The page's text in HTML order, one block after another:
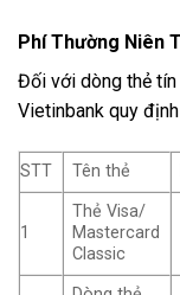
Phí Thường Niên
Đối với dòng thẻ
Vietinbank quy
STT Tên thẻ
1
Thẻ Visa/
Mastercard
Classic